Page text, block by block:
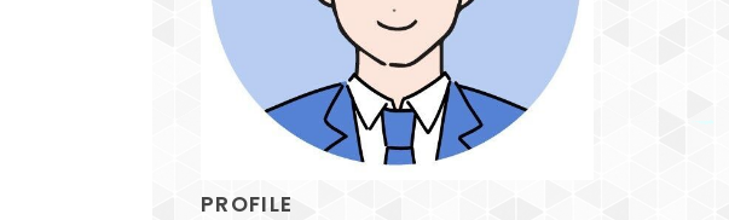
PROFILE